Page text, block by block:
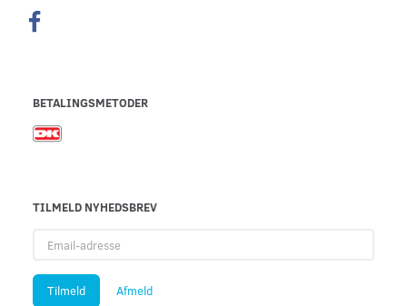
BETALINGSMETODER
TILMELD NYHEDSBREV
adresse
Tilmeld Afmeld